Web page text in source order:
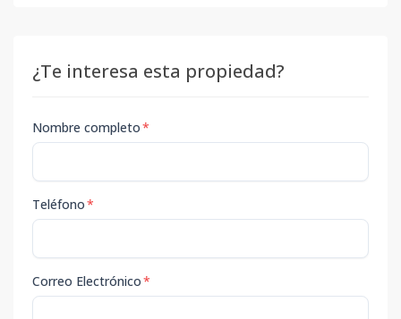
¿Te interesa esta propiedad?
Nombre completo*
Teléfono*
Correo Electrónico*